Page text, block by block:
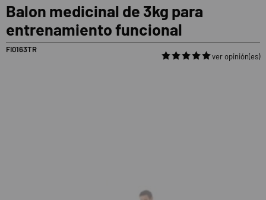
Balon medicinal de 3kg para
entrenamiento funcional
FI0163TR
ver opinión(es)